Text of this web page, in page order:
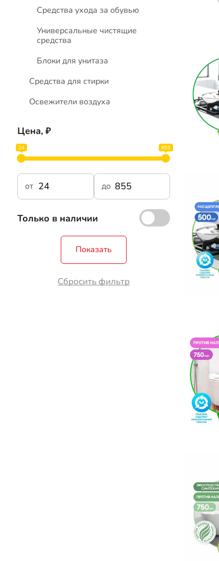
Средства ухода за обувью
Универсальные чистящие
средства
Блоки для унитаза
Средства для стирки
Освежители воздуха
Цена, ₽
24 855
от до
Только в наличии
Показать
Сбросить фильтр